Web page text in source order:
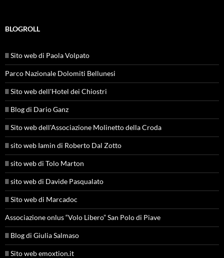
BLOGROLL
Il Sito web di Paola Volpato
Parco Nazionale Dolomiti Bellunesi
Il Sito web dell'Hotel dei Chiostri
Il Blog di Dario Ganz
Il Sito web dell'Associazione Molinetto della Croda
Il sito web Iamin di Roberto Dal Zotto
Il sito web di Tolo Marton
Il sito web di Davide Pasqualato
Il Sito web di Marcadoc
Associazione onlus “Volo Libero” San Polo di Piave
Il Blog di Giulia Salmaso
Il Sito web emoxtion.it